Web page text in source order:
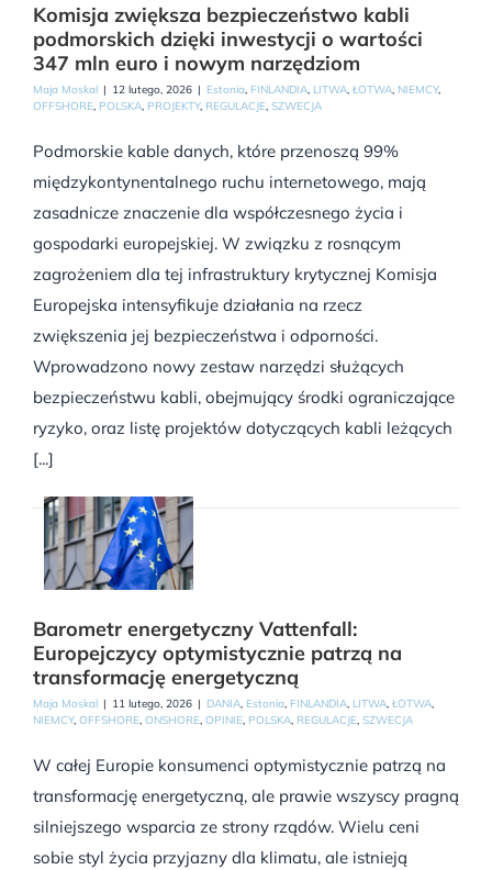
Komisja zwiększa bezpieczeństwo kabli
podmorskich dzięki inwestycji o wartości
347 mln euro i nowym narzędziom
Maja Moskal | 12 lutego, 2026 | Estonia, FINLANDIA, LITWA, ŁOTWA, NIEMCY,
OFFSHORE, POLSKA, PROJEKTY, REGULACJE, SZWECJA
Podmorskie kable danych, które przenoszą 99%
międzykontynentalnego ruchu internetowego, mają
zasadnicze znaczenie dla współczesnego życia i
gospodarki europejskiej. W związku z rosnącym
zagrożeniem dla tej infrastruktury krytycznej Komisja
Europejska intensyfikuje działania na rzecz
zwiększenia jej bezpieczeństwa i odporności.
Wprowadzono nowy zestaw narzędzi służących
bezpieczeństwu kabli, obejmujący środki ograniczające
ryzyko, oraz listę projektów dotyczących kabli leżących
[...]
Barometr energetyczny Vattenfall:
Europejczycy optymistycznie patrzą na
transformację energetyczną
Maja Moskal | 11 lutego, 2026 | DANIA, Estonia, FINLANDIA, LITWA, ŁOTWA,
NIEMCY, OFFSHORE, ONSHORE, OPINIE, POLSKA, REGULACJE, SZWECJA
W całej Europie konsumenci optymistycznie patrzą na
transformację energetyczną, ale prawie wszyscy pragną
silniejszego wsparcia ze strony rządów. Wielu ceni
sobie styl życia przyjazny dla klimatu, ale istnieją